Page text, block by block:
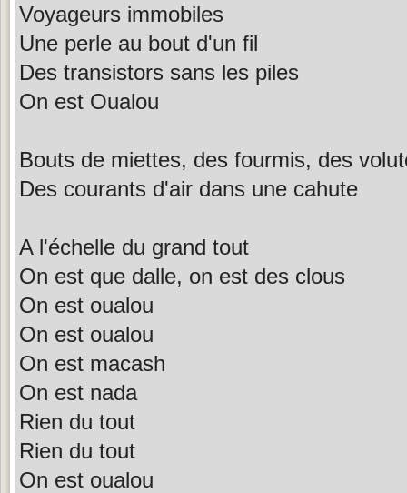
Voyageurs immobiles
Une perle au bout d'un fil
Des transistors sans les piles
On est Oualou
Bouts de miettes, des fourmis, des
Des courants d'air dans une cahute
A l'échelle du grand tout
On est que dalle, on est des clous
On est oualou
On est oualou
On est macash
On est nada
Rien du tout
Rien du tout
On est oualou